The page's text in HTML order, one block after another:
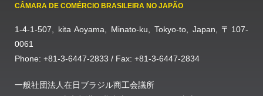
CÂMARA DE COMÉRCIO BRASILEIRA NO JAPÃO
1-4-1-507, kita Aoyama, Minato-ku, Tokyo-to, Japan, 〒107-
0061
Phone: +81-3-6447-2833 / Fax: +81-3-6447-2834
一般社団法人在日ブラジル商工会議所